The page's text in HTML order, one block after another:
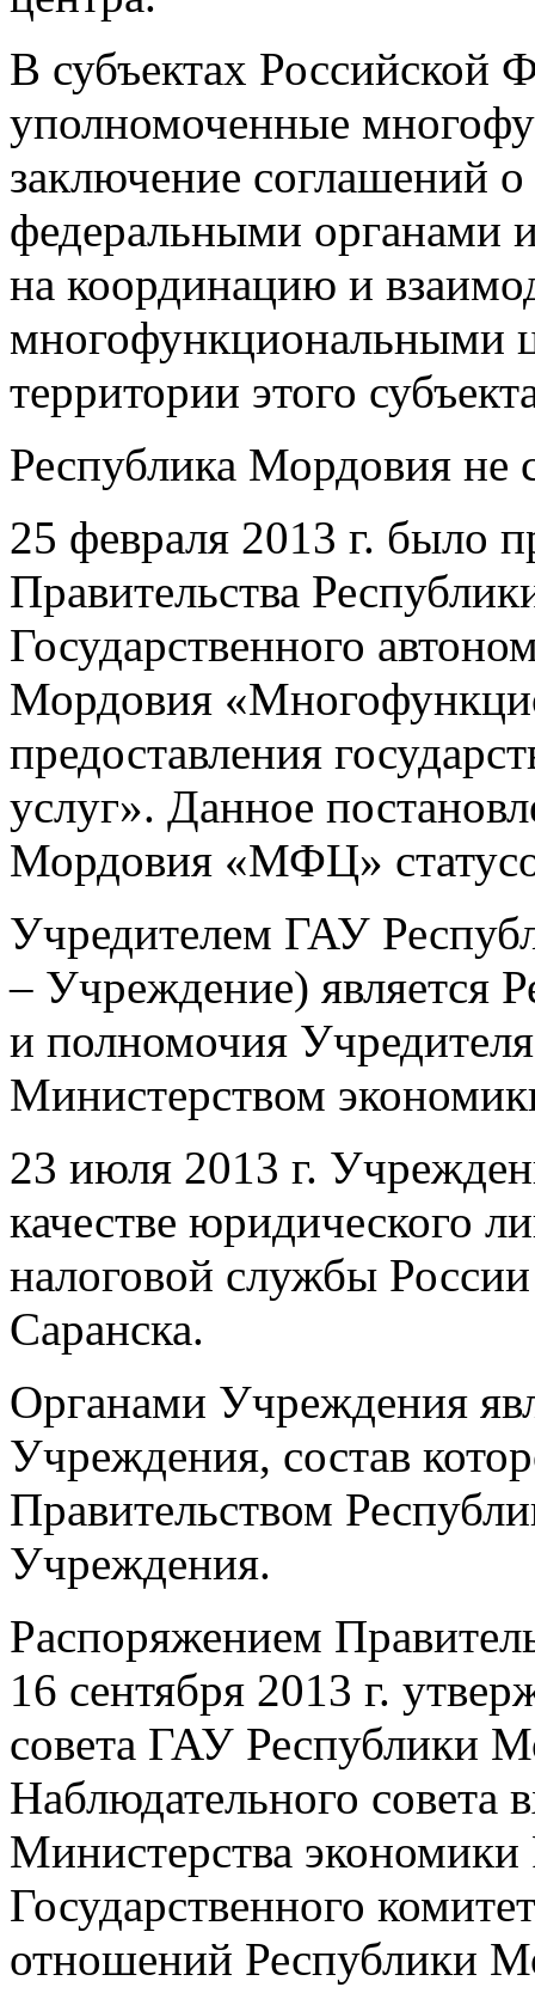
В субъектах Российской
уполномоченные
заключение соглашений
федеральными органами
на координацию и
многофункциональными
территории этого
Республика Мордовия не
25 февраля 2013 г. было
Правительства
Государственного
Мордовия
предоставления
услуг». Данное
Мордовия «МФЦ»
Учредителем ГАУ
– Учреждение) является
и полномочия
Министерством
23 июля 2013 г.
качестве юридического
налоговой службы
Саранска.
Органами Учреждения
Учреждения, состав
Правительством
Учреждения.
Распоряжением
16 сентября 2013 г.
совета ГАУ Республики
Наблюдательного совета
Министерства
Государственного
отношений Республики